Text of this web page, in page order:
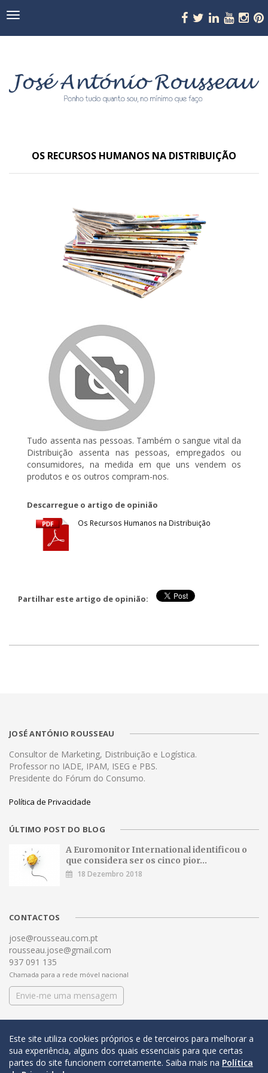
Navegação
OS RECURSOS HUMANOS NA DISTRIBUIÇÃO
Tudo assenta nas pessoas. Também o sangue vital da
Distribuição assenta nas pessoas, empregados ou
consumidores, na medida em que uns vendem os
produtos e os outros compram-nos.
Descarregue o artigo de opinião
Os Recursos Humanos na Distribuição
Partilhar este artigo de opinião:
JOSÉ ANTÓNIO ROUSSEAU
Consultor de Marketing, Distribuição e Logística.
Professor no IADE, IPAM, ISEG e PBS.
Presidente do Fórum do Consumo.
Política de Privacidade
ÚLTIMO POST DO BLOG
A Euromonitor International identificou o
que considera ser os cinco pior...
18 Dezembro 2018
CONTACTOS
jose@rousseau.com.pt
rousseau.jose@gmail.com
937 091 135
Chamada para a rede móvel nacional
Envie-me uma mensagem
Este site utiliza cookies próprios e de terceiros para melhorar a
sua experiência, alguns dos quais essenciais para que certas
partes do site funcionem corretamente. Saiba mais na Política